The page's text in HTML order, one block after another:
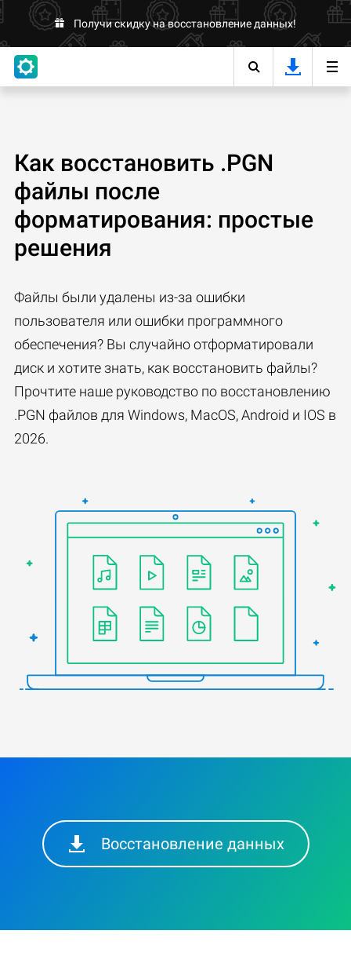
Получи скидку на восстановление данных!
Как восстановить .PGN
файлы после
форматирования: простые
решения
Файлы были удалены из-за ошибки
пользователя или ошибки программного
обеспечения? Вы случайно отформатировали
диск и хотите знать, как восстановить файлы?
Прочтите наше руководство по восстановлению
.PGN файлов для Windows, MacOS, Android и IOS в
2026.
Восстановление данных